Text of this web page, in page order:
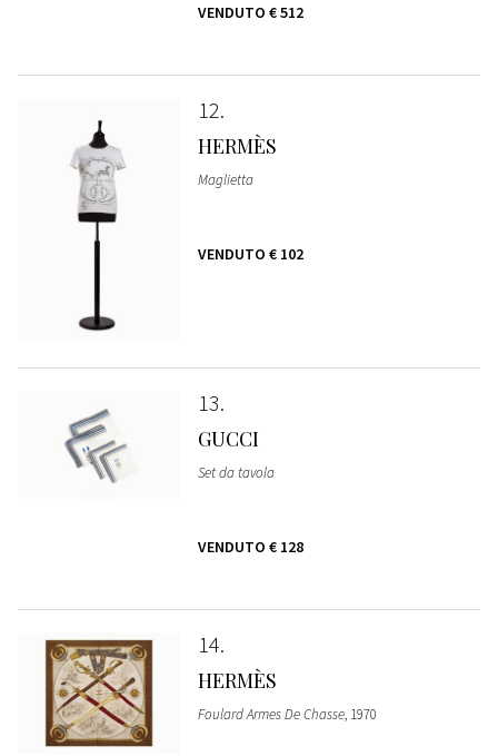
VENDUTO € 512
12
HERMÈS
Maglietta
VENDUTO € 102
13
GUCCI
Set da tavola
VENDUTO € 128
14
HERMÈS
Foulard Armes De Chasse, 1970